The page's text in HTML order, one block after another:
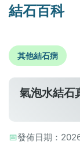
結石百科
其他結石病
氣泡水結石
📅發佈日期：